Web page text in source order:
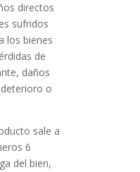
directos
sufridos
los bienes
de
daños
o
sale a
6
del bien,